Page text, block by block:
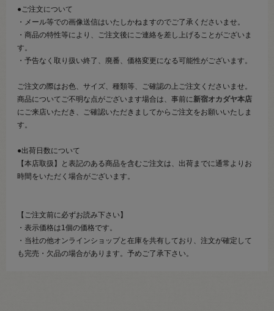
●ご注文について
・メール等での画像送信はいたしかねますのでご了承くださいませ。
・商品の特性等により、ご注文後にご連絡を差し上げることがございま
す。
・予告なく取り扱い終了、廃番、価格変更になる可能性がございます。
ご注文の際はお色、サイズ、種類等、ご確認の上ご注文くださいませ。
商品についてご不明な点がございます場合は、事前に新宿オカダヤ本店
にご来店いただき、ご確認いただきましてからご注文をお願いいたしま
す。
●出荷日数について
【本店取扱】と表記のある商品を含むご注文は、出荷までに通常よりお
時間をいただく場合がございます。
【ご注文前に必ずお読み下さい】
・表示価格は1個の価格です。
・当社の他オンラインショップと在庫を共有しており、注文が確定して
も完売・欠品の場合があります。予めご了承下さい。